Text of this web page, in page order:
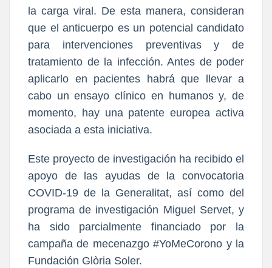
la carga viral. De esta manera, consideran
que el anticuerpo es un potencial candidato
para intervenciones preventivas y de
tratamiento de la infección. Antes de poder
aplicarlo en pacientes habrá que llevar a
cabo un ensayo clínico en humanos y, de
momento, hay una patente europea activa
asociada a esta iniciativa.
Este proyecto de investigación ha recibido el
apoyo de las ayudas de la convocatoria
COVID-19 de la Generalitat, así como del
programa de investigación Miguel Servet, y
ha sido parcialmente financiado por la
campaña de mecenazgo #YoMeCorono y la
Fundación Glòria Soler.